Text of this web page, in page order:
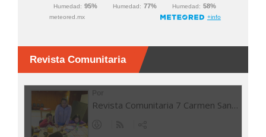
Revista Comunitaria